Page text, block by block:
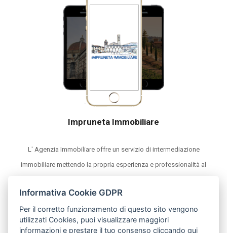
Impruneta Immobiliare
L' Agenzia Immobiliare offre un servizio di intermediazione
immobiliare mettendo la propria esperienza e professionalità al
© | P.IVA 04683000485
Informativa Cookie GDPR
Per il corretto funzionamento di questo sito vengono
utilizzati Cookies, puoi visualizzare maggiori
informazioni e prestare il tuo consenso cliccando qui